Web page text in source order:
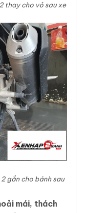
thay cho vỏ sau xe
2gắn cho bánh sau
mái, thách